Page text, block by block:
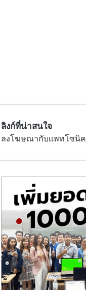
ลิงก์ที่น่าสนใจ
ลงโฆษณากับแพทโซนิค